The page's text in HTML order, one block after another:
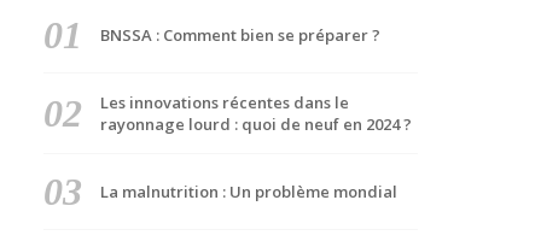
BNSSA : Comment bien se préparer ?
Les innovations récentes dans le
rayonnage lourd : quoi de neuf en 2024 ?
La malnutrition : Un problème mondial